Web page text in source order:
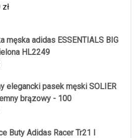
zł
męska adidas ESSENTIALS BIG
HL2249
elegancki pasek męski SOLIER
brązowy - 100
Buty Adidas Racer Tr21 I